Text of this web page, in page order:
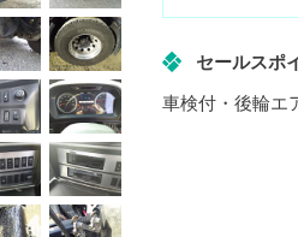
セールスポ
車検付・後輪エ